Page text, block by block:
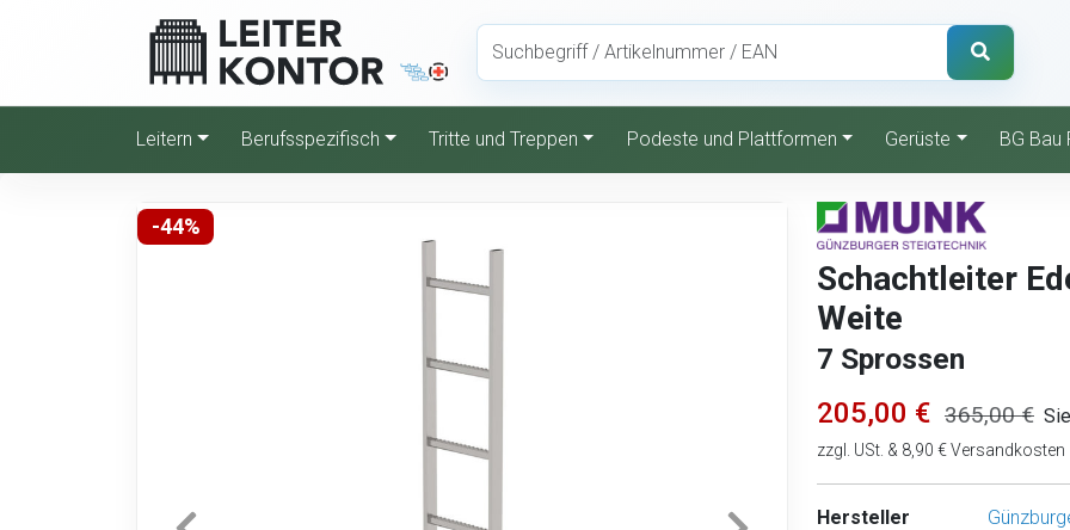
Leitern Berufsspezifisch Tritte und Treppen Podeste und Plattformen Gerüste BG Bau
-44%
Schachtleiter
Weite
7 Sprossen
205,00 € 365,00 €
zzgl. USt. & 8,90 € Versandkosten
Hersteller